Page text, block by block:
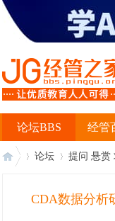
经管
论坛BBS
论坛 提问 悬赏
CDA数据分析